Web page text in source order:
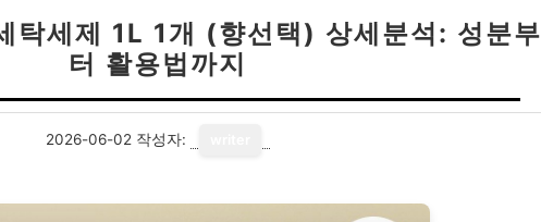
탁세제 1L 1개 (향선택) 상세분석: 성분부
터 활용법까지
2026-06-02 작성자: